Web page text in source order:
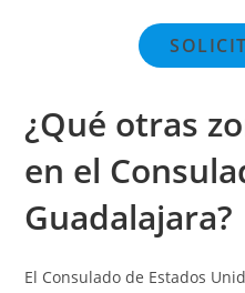
¿Qué otras
en el
Guadalajara?
El Consulado de Estados